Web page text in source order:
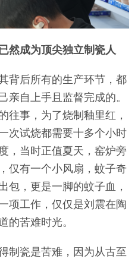
然成为顶尖独立制瓷人
背后所有的生产环节，都
亲自上手且监督完成的。
往事，为了烧制釉里红，
次试烧都需要十多个小时
，当时正值夏天，窑炉旁
仅有一个小风扇，蚊子奇
包，更是一脚的蚊子血，
项工作，仅仅是刘震在陶
的苦难时光。
制瓷是苦难，因为从古至